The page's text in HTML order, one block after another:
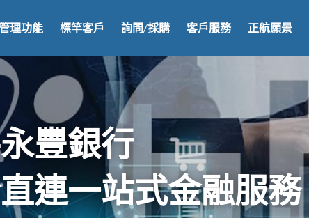
理功能 標竿客戶 詢問/採購 客戶服務 正航願景
豐銀行
連一站式金融服務